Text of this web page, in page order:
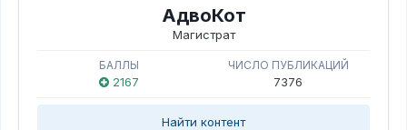
АдвоКот
Магистрат
БАЛЛЫ
2167
ЧИСЛО ПУБЛИКАЦИЙ
7376
Найти контент